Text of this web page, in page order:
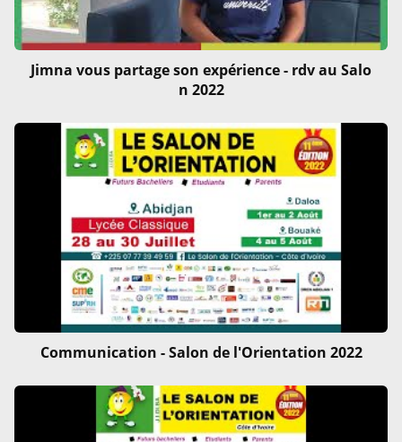
Jimna vous partage son expérience - rdv au Salo
n 2022
Communication - Salon de l'Orientation 2022